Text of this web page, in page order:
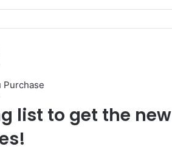
Purchase
list to get the new